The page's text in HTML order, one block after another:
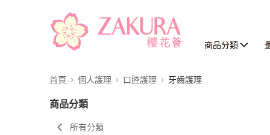
商品分類
首頁 個人護理 口腔護理 牙齒護理
商品分類
所有分類